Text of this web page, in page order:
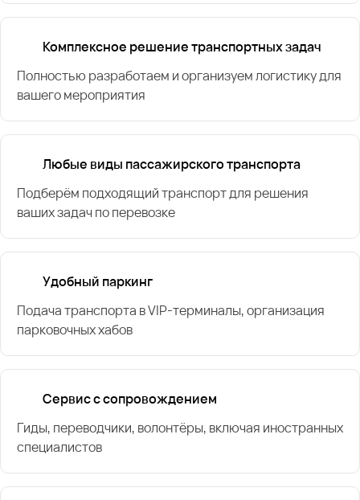
Комплексное решение транспортных задач
Полностью разработаем и организуем логистику для
вашего мероприятия
Любые виды пассажирского транспорта
Подберём подходящий транспорт для решения
ваших задач по перевозке
Удобный паркинг
Подача транспорта в VIP-терминалы, организация
парковочных хабов
Сервис с сопровождением
Гиды, переводчики, волонтёры, включая иностранных
специалистов